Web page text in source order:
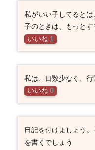
私がいい子してると
子のときは、もっとす
いいね 1
私は、口数少なく、
いいね 0
日記を付けましょう
を書くでしょう